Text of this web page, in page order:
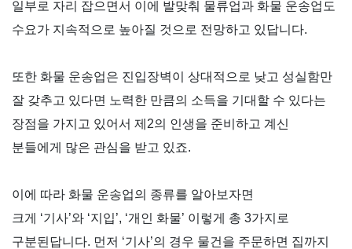
일부로 자리 잡으면서 이에 발맞춰 물류업과 화물 운송업도
수요가 지속적으로 높아질 것으로 전망하고 있답니다.
또한 화물 운송업은 진입장벽이 상대적으로 낮고 성실함만
잘 갖추고 있다면 노력한 만큼의 소득을 기대할 수 있다는
장점을 가지고 있어서 제 2의 인생을 준비하고 계신
분들에게 많은 관심을 받고 있죠.
이에 따라 화물 운송업의 종류를 알아보자면
크게 ‘기사’와 ‘지입’, ‘개인 화물’ 이렇게 총 3가지로
구분된답니다. 먼저 ‘기사’의 경우 물건을 주문하면 집까지